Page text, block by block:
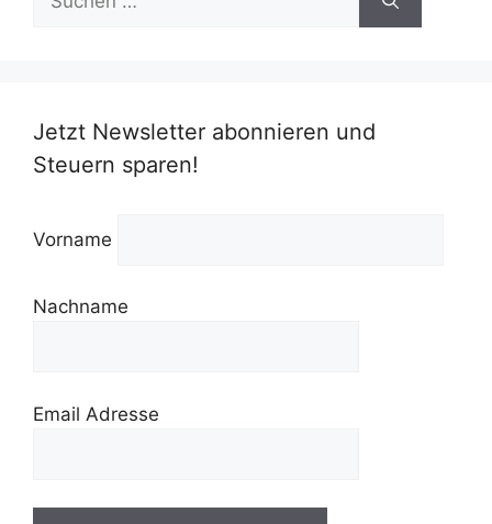
nach:
Jetzt Newsletter abonnieren und
Steuern sparen!
Vorname
Nachname
Email Adresse